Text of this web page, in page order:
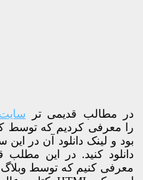
در مطالب قدیمی تر
بود و لینک دانلود آن در
دانلود کنید. در این
معرفی کنیم که توسط